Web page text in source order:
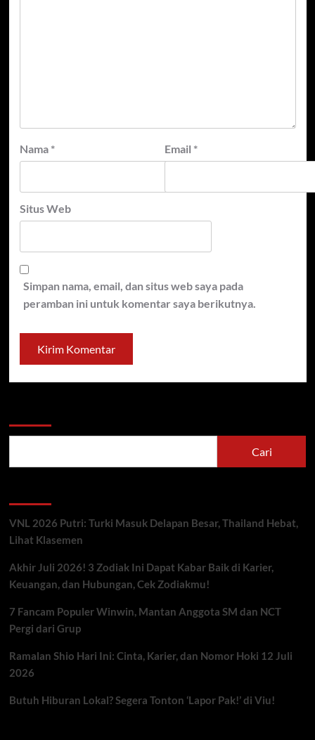
Nama * Email *
Situs Web
Simpan nama, email, dan situs web saya pada
peramban ini untuk komentar saya berikutnya.
Cari
VNL 2026 Putri: Turki Masuk Delapan Besar, Thailand Hebat,
Lihat Klasemen
Akhir Juli 2026! 3 Zodiak Ini Dapat Kabar Baik di Karier,
Keuangan, dan Hubungan, Cek Zodiakmu!
7 Fancam Populer Winwin, Mantan Anggota SM dan NCT
Pergi dari Grup
Ramalan Shio Hari Ini: Cinta, Karier, dan Nomor Hoki 12 Juli
2026
Butuh Hiburan Lokal? Segera Tonton ‘Lapor Pak!’ di Viu!